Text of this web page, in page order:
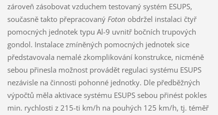
zároveň zásobovat vzduchem testovaný systém ESUPS,
současně takto přepracovaný Foton obdržel instalaci čtyř
pomocných jednotek typu Al-9 uvnitř bočních trupových
gondol. Instalace zmíněných pomocných jednotek sice
představovala nemalé zkomplikování konstrukce, nicméně
sebou přinesla možnost provádět regulaci systému ESUPS
nezávisle na činnosti pohonné jednotky. Dle předběžných
výpočtů měla aktivace systému ESUPS sebou přinést pokles
min. rychlosti z 215-ti km/h na pouhých 125 km/h, tj. téměř